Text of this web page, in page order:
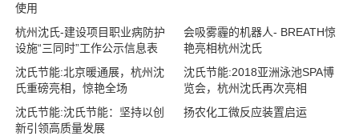
使用
杭州沈氏-建设项目职业病防护
设施“三同时”工作公示信息表
会吸雾霾的机器人- BREATH惊
艳亮相杭州沈氏
沈氏节能:北京暖通展，杭州沈
氏重磅亮相，惊艳全场
沈氏节能:2018亚洲泳池SPA博
览会，杭州沈氏再次亮相
沈氏节能:沈氏节能：坚持以创
新引领高质量发展
扬农化工微反应装置启运